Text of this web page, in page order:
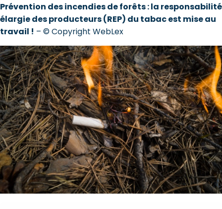
Prévention des incendies de forêts : la responsabilité
élargie des producteurs (REP) du tabac est mise au
travail ! – © Copyright WebLex